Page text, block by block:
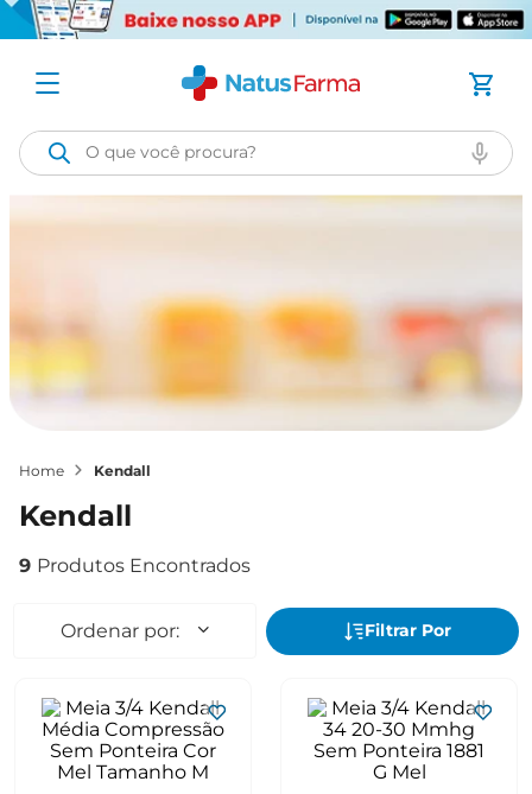
O que você procura?
kendall
kendall
9